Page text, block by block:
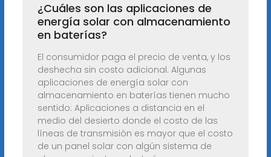
¿Cuáles son las aplicaciones de
energía solar con almacenamiento
en baterías?
El consumidor paga el precio de venta, y los
deshecha sin costo adicional. Algunas
aplicaciones de energía solar con
almacenamiento en baterías tienen mucho
sentido: Aplicaciones a distancia en el
medio del desierto donde el costo de las
líneas de transmisión es mayor que el costo
de un panel solar con algún sistema de